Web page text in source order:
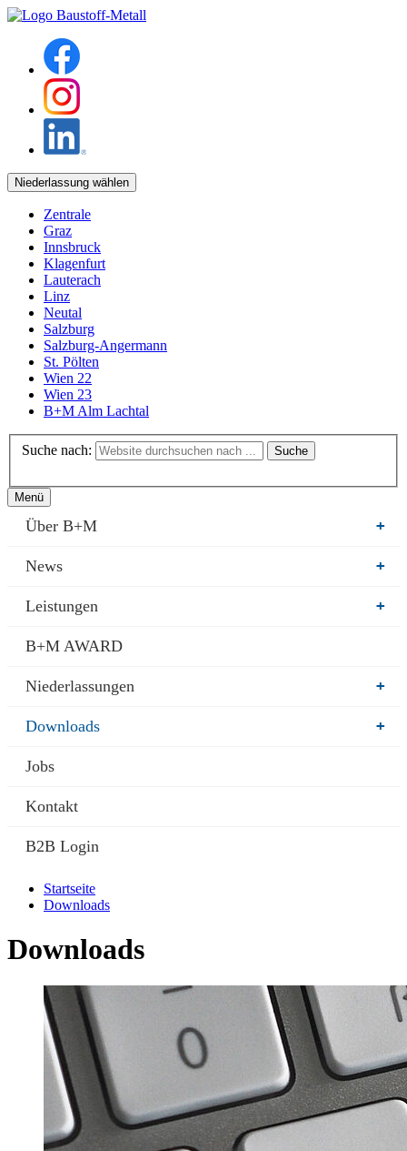
Niederlassung wählen
Zentrale
Graz
Innsbruck
Klagenfurt
Lauterach
Linz
Neutal
Salzburg
Salzburg-Angermann
St. Pölten
Wien 22
Wien 23
B+M Alm Lachtal
Suche nach: Suche
Menü
+
Über B+M
+
News
+
Leistungen
B+M AWARD
+
Niederlassungen
+
Downloads
Jobs
Kontakt
B2B Login
Startseite
Downloads
Downloads